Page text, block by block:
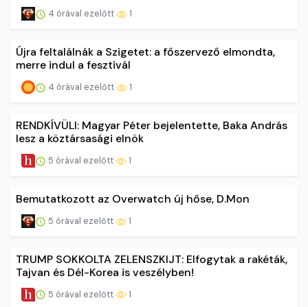
4 órával ezelőtt 1
Újra feltalálnák a Szigetet: a főszervező elmondta,
merre indul a fesztivál
4 órával ezelőtt 1
RENDKÍVÜLI: Magyar Péter bejelentette, Baka András
lesz a köztársasági elnök
5 órával ezelőtt 1
Bemutatkozott az Overwatch új hőse, D.Mon
5 órával ezelőtt 1
TRUMP SOKKOLTA ZELENSZKIJT: Elfogytak a rakéták,
Tajvan és Dél-Korea is veszélyben!
5 órával ezelőtt 1